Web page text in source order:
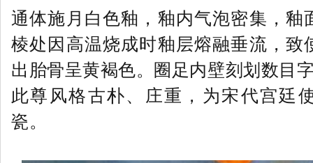
通体施月白色釉，釉内气泡密集，釉
棱处因高温烧成时釉层熔融垂流，致
出胎骨呈黄褐色。圈足内壁刻划数目
此尊风格古朴、庄重，为宋代宫廷
瓷。